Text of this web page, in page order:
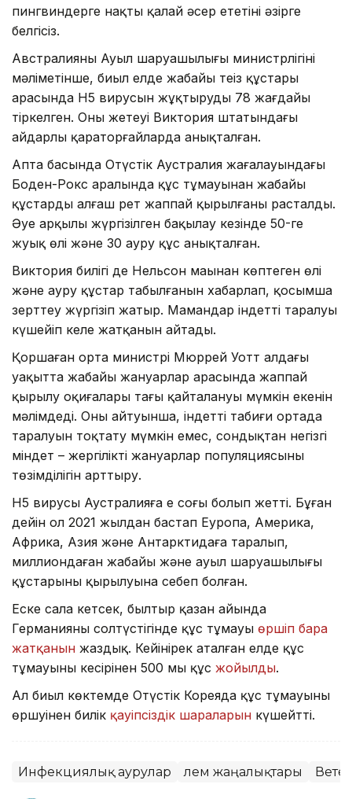
пингвиндерге нақты қалай әсер ететіні әзірге
белгісіз.
Австралияның Ауыл шаруашылығы министрлігінің
мәліметінше, биыл елде жабайы теңіз құстары
арасында H5 вирусын жұқтырудың 78 жағдайы
тіркелген. Оның жетеуі Виктория штатындағы
айдарлы қараторғайларда анықталған.
Апта басында Оңтүстік Аустралия жағалауындағы
Боден-Рокс аралында құс тұмауынан жабайы
құстардың алғаш рет жаппай қырылғаны расталды.
Әуе арқылы жүргізілген бақылау кезінде 50-ге
жуық өлі және 30 ауру құс анықталған.
Виктория билігі де Нельсон маңынан көптеген өлі
және ауру құстар табылғанын хабарлап, қосымша
зерттеу жүргізіп жатыр. Мамандар індеттің таралуы
күшейіп келе жатқанын айтады.
Қоршаған орта министрі Мюррей Уотт алдағы
уақытта жабайы жануарлар арасында жаппай
қырылу оқиғалары тағы қайталануы мүмкін екенін
мәлімдеді. Оның айтуынша, індеттің табиғи ортада
таралуын тоқтату мүмкін емес, сондықтан негізгі
міндет – жергілікті жануарлар популяциясының
төзімділігін арттыру.
H5 вирусы Аустралияға ең соңғы болып жетті. Бұған
дейін ол 2021 жылдан бастап Еуропа, Америка,
Африка, Азия және Антарктидаға таралып,
миллиондаған жабайы және ауыл шаруашылығы
құстарының қырылуына себеп болған.
Еске сала кетсек, былтыр қазан айында
Германияның солтүстігінде құс тұмауы өршіп бара
жатқанын жаздық. Кейінірек аталған елде құс
тұмауының кесірінен 500 мың құс жойылды.
Ал биыл көктемде Оңтүстік Кореяда құс тұмауының
өршуінен билік қауіпсіздік шараларын күшейтті.
Инфекциялық аурулар Әлем жаңалықтары